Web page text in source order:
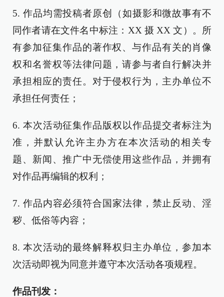
5. 作品均需投稿者原创（如摄影和微故事有不
同作者请在文件名中标注：XX 摄 XX 文）。所
有参加征集作品的著作权、与作品有关的肖像
权和名誉权等法律问题，请参与者自行解决并
承担相应的责任。对于侵权行为，主办单位不
承担任何责任；
6. 本次活动征集作品版权以作品提交者标注为
准，并默认允许主办方在本次活动的相关专
题、新闻、推广中无偿使用这些作品，并拥有
对作品再编辑的权利；
7. 作品内容必须符合国家法律，禁止反动、淫
秽、低俗等内容；
8. 本次活动的最终解释权归主办单位，参加本
次活动即视为同意并遵守本次活动各项规程。
作品刊发：